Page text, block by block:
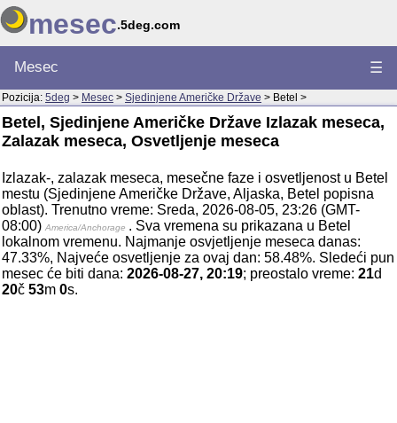
mesec.5deg.com
Mesec ☰
Pozicija: 5deg > Mesec > Sjedinjene Američke Države > Betel >
Betel, Sjedinjene Američke Države Izlazak meseca,
Zalazak meseca, Osvetljenje meseca
Izlazak-, zalazak meseca, mesečne faze i osvetljenost u Betel
mestu (Sjedinjene Američke Države, Aljaska, Betel popisna
oblast). Trenutno vreme: Sreda, 2026-08-05, 23:26 (GMT-
08:00) America/Anchorage . Sva vremena su prikazana u Betel
lokalnom vremenu. Najmanje osvjetljenje meseca danas:
47.33%, Najveće osvetljenje za ovaj dan: 58.48%. Sledeći pun
mesec će biti dana: 2026-08-27, 20:19; preostalo vreme: 21d
20č 53m 0s.